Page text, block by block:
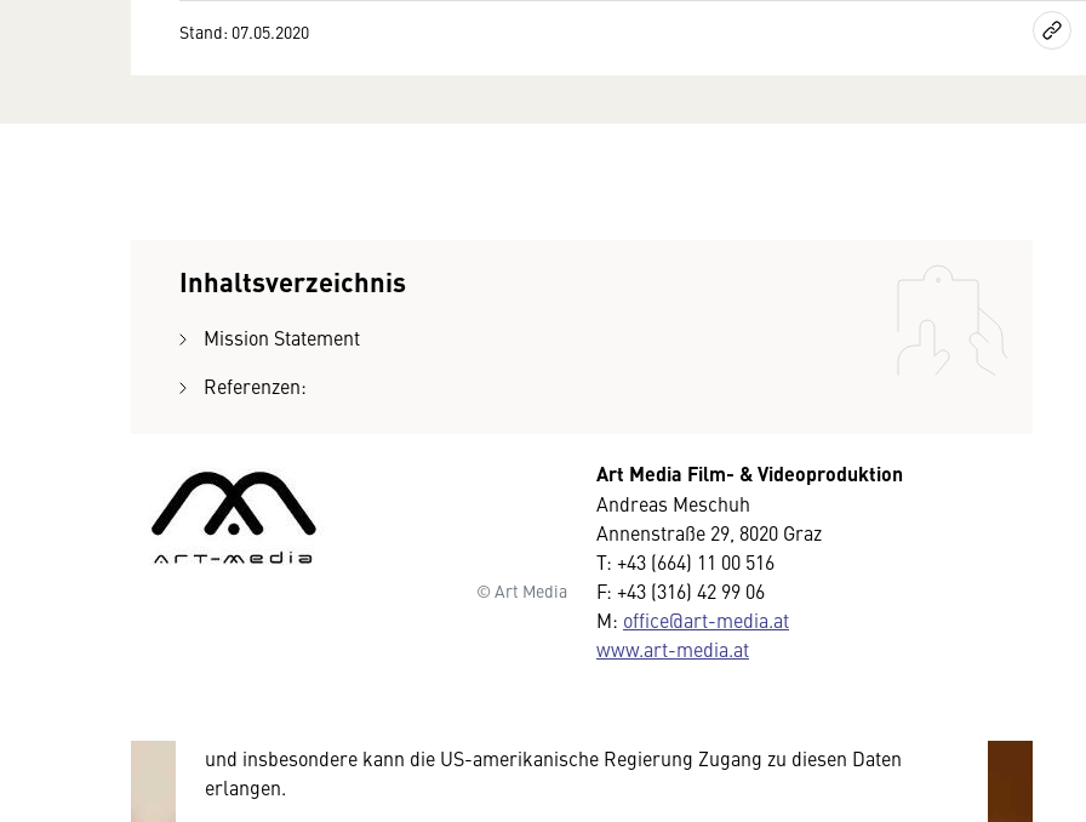
Stand: 07.05.2020
Inhaltsverzeichnis
Mission Statement
Referenzen:
© Art Media
Art Media Film- & Videoproduktion
Andreas Meschuh
Annenstraße 29, 8020 Graz
T: +43 (664) 11 00 516
F: +43 (316) 42 99 06
M: office@art-media.at
www.art-media.at
Wir benötigen Ihre Zustimmung
Hier würden wir Ihnen gerne einen externen Inhalt anzeigen. Dafür benötigen wir
und insbesondere kann die US-amerikanische Regierung Zugang zu diesen Daten
erlangen.